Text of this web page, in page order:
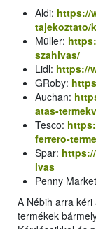
Aldi: https://
tajekoztato/
Müller:
szahivas/
Lidl: https://
GRoby:
Auchan:
atas-
Tesco:
ferrero-
Spar:
ivas
Penny
A Nébih arra
termékek